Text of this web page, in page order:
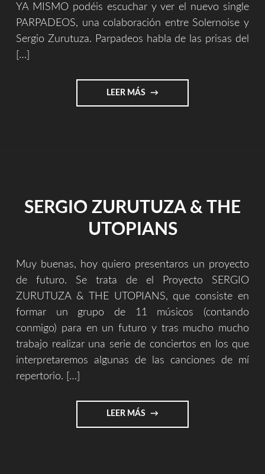
YA MISMO podéis escuchar y ver el nuevo single
PARPADEOS, una colaboración entre Solernoise y
Sergio Zurutuza. Parpadeos habla de las prisas del
[…]
LEER MÁS "PARPADEOS
[SOLERNOISE
SERGIO ZURUTUZA & THE
UTOPIANS
Muy buenas, hoy quiero presentaros un proyecto
de futuro. Se trata de el Proyecto SERGIO
ZURUTUZA & THE UTOPIANS, que consiste en
formar un grupo de 11 músicos (contando
conmigo) para en un futuro y tras mucho mucho
trabajo realizar una serie de conciertos en los que
interpretaremos algunas de las canciones de mí
repertorio. […]
LEER MÁS "SERGIO
ZURUTUZA